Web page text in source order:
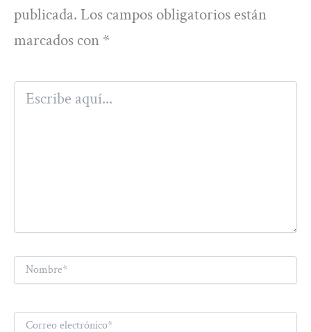
publicada. Los campos obligatorios están
marcados con *
Escribe
aquí...
Nombre*
Correo